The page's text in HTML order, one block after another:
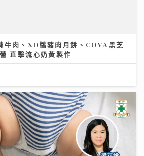
牛肉、XO醬豬肉月餅、COVA黑芝
直擊流心奶黃製作